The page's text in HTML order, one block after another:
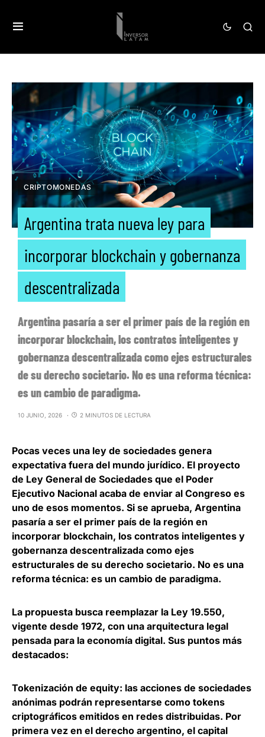
CRIPTOMONEDAS
Argentina trata nueva ley para
incorporar blockchain y gobernanza
descentralizada
Argentina pasaría a ser el primer país de la región en
incorporar blockchain, los contratos inteligentes y
gobernanza descentralizada como ejes estructurales
de su derecho societario. No es una reforma técnica:
es un cambio de paradigma.
10 JUNIO, 2026 2 MINUTOS DE LECTURA
Pocas veces una ley de sociedades genera
expectativa fuera del mundo jurídico. El proyecto
de Ley General de Sociedades que el Poder
Ejecutivo Nacional acaba de enviar al Congreso es
uno de esos momentos. Si se aprueba, Argentina
pasaría a ser el primer país de la región en
incorporar blockchain, los contratos inteligentes y
gobernanza descentralizada como ejes
estructurales de su derecho societario. No es una
reforma técnica: es un cambio de paradigma.
La propuesta busca reemplazar la Ley 19.550,
vigente desde 1972, con una arquitectura legal
pensada para la economía digital. Sus puntos más
destacados:
Tokenización de equity: las acciones de sociedades
anónimas podrán representarse como tokens
criptográficos emitidos en redes distribuidas. Por
primera vez en el derecho argentino, el capital